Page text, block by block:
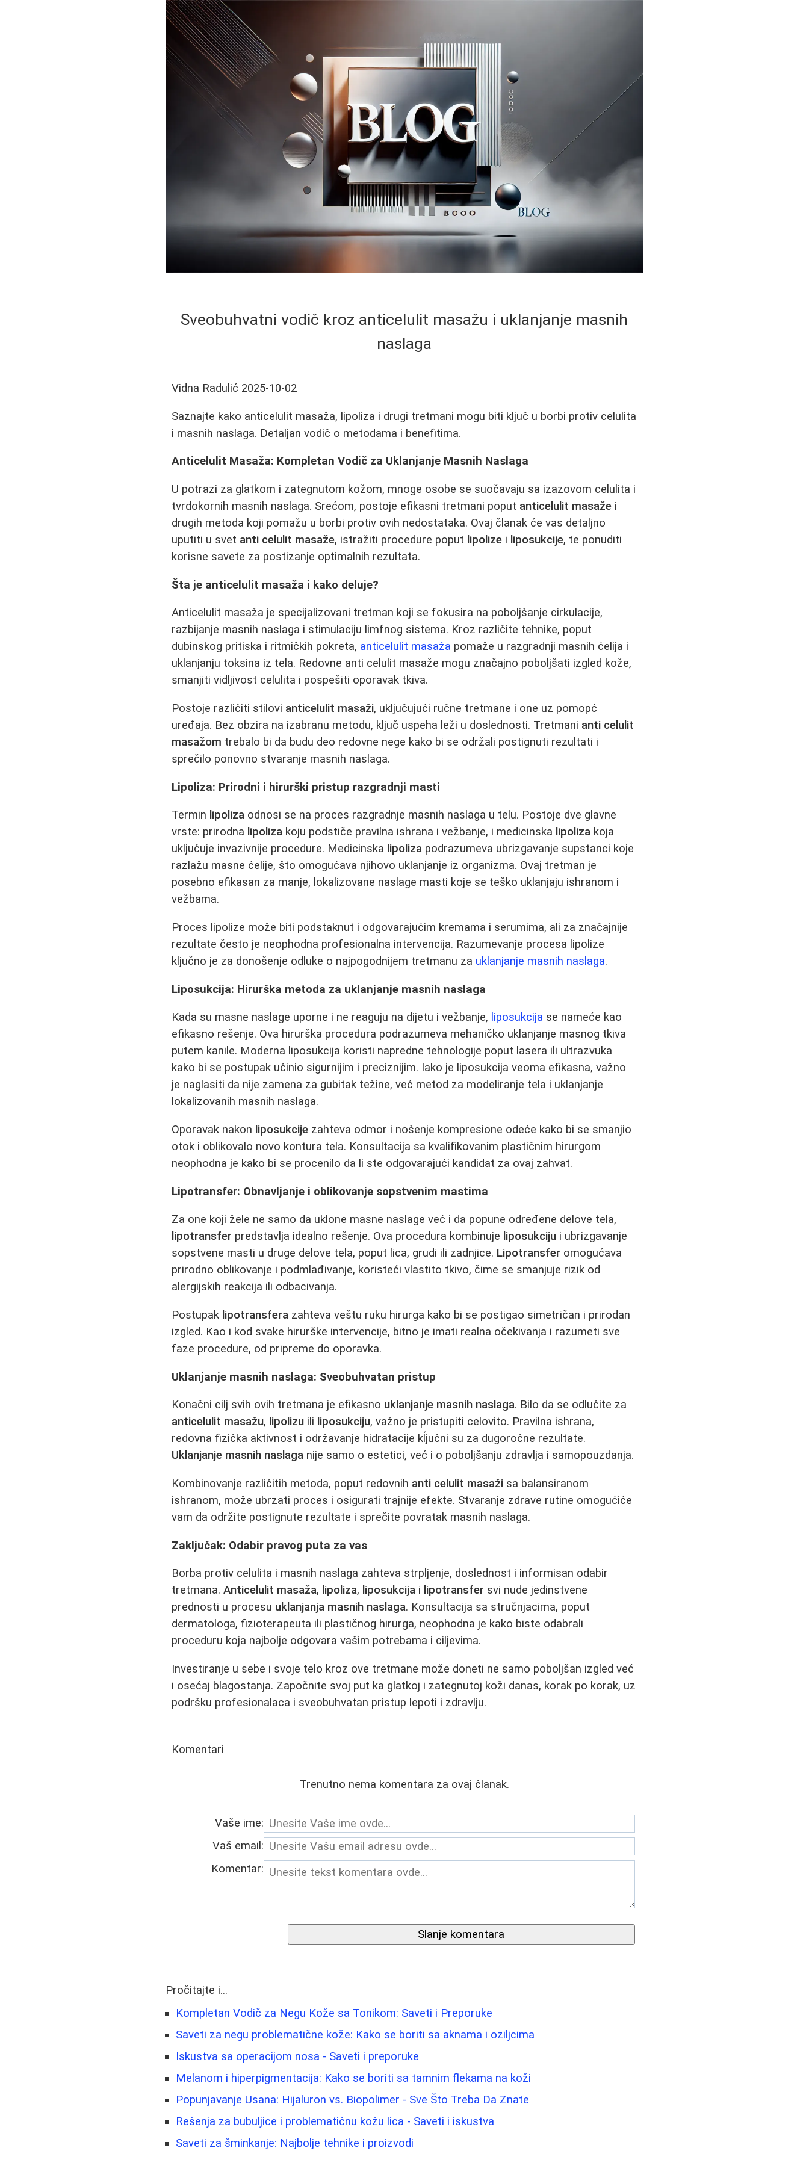
Sveobuhvatni vodič kroz anticelulit masažu i uklanjanje masnih
naslaga
Vidna Radulić 2025-10-02
Saznajte kako anticelulit masaža, lipoliza i drugi tretmani mogu biti ključ u borbi protiv celulita
i masnih naslaga. Detaljan vodič o metodama i benefitima.
Anticelulit Masaža: Kompletan Vodič za Uklanjanje Masnih Naslaga
U potrazi za glatkom i zategnutom kožom, mnoge osobe se suočavaju sa izazovom celulita i
tvrdokornih masnih naslaga. Srećom, postoje efikasni tretmani poput anticelulit masaže i
drugih metoda koji pomažu u borbi protiv ovih nedostataka. Ovaj članak će vas detaljno
uputiti u svet anti celulit masaže, istražiti procedure poput lipolize i liposukcije, te ponuditi
korisne savete za postizanje optimalnih rezultata.
Šta je anticelulit masaža i kako deluje?
Anticelulit masaža je specijalizovani tretman koji se fokusira na poboljšanje cirkulacije,
razbijanje masnih naslaga i stimulaciju limfnog sistema. Kroz različite tehnike, poput
dubinskog pritiska i ritmičkih pokreta, anticelulit masaža pomaže u razgradnji masnih ćelija i
uklanjanju toksina iz tela. Redovne anti celulit masaže mogu značajno poboljšati izgled kože,
smanjiti vidljivost celulita i pospešiti oporavak tkiva.
Postoje različiti stilovi anticelulit masaži, uključujući ručne tretmane i one uz pomopć
uređaja. Bez obzira na izabranu metodu, ključ uspeha leži u doslednosti. Tretmani anti celulit
masažom trebalo bi da budu deo redovne nege kako bi se održali postignuti rezultati i
sprečilo ponovno stvaranje masnih naslaga.
Lipoliza: Prirodni i hirurški pristup razgradnji masti
Termin lipoliza odnosi se na proces razgradnje masnih naslaga u telu. Postoje dve glavne
vrste: prirodna lipoliza koju podstiče pravilna ishrana i vežbanje, i medicinska lipoliza koja
uključuje invazivnije procedure. Medicinska lipoliza podrazumeva ubrizgavanje supstanci koje
razlažu masne ćelije, što omogućava njihovo uklanjanje iz organizma. Ovaj tretman je
posebno efikasan za manje, lokalizovane naslage masti koje se teško uklanjaju ishranom i
vežbama.
Proces lipolize može biti podstaknut i odgovarajućim kremama i serumima, ali za značajnije
rezultate često je neophodna profesionalna intervencija. Razumevanje procesa lipolize
ključno je za donošenje odluke o najpogodnijem tretmanu za uklanjanje masnih naslaga.
Liposukcija: Hirurška metoda za uklanjanje masnih naslaga
Kada su masne naslage uporne i ne reaguju na dijetu i vežbanje, liposukcija se nameće kao
efikasno rešenje. Ova hirurška procedura podrazumeva mehaničko uklanjanje masnog tkiva
putem kanile. Moderna liposukcija koristi napredne tehnologije poput lasera ili ultrazvuka
kako bi se postupak učinio sigurnijim i preciznijim. Iako je liposukcija veoma efikasna, važno
je naglasiti da nije zamena za gubitak težine, već metod za modeliranje tela i uklanjanje
lokalizovanih masnih naslaga.
Oporavak nakon liposukcije zahteva odmor i nošenje kompresione odeće kako bi se smanjio
otok i oblikovalo novo kontura tela. Konsultacija sa kvalifikovanim plastičnim hirurgom
neophodna je kako bi se procenilo da li ste odgovarajući kandidat za ovaj zahvat.
Lipotransfer: Obnavljanje i oblikovanje sopstvenim mastima
Za one koji žele ne samo da uklone masne naslage već i da popune određene delove tela,
lipotransfer predstavlja idealno rešenje. Ova procedura kombinuje liposukciju i ubrizgavanje
sopstvene masti u druge delove tela, poput lica, grudi ili zadnjice. Lipotransfer omogućava
prirodno oblikovanje i podmlađivanje, koristeći vlastito tkivo, čime se smanjuje rizik od
alergijskih reakcija ili odbacivanja.
Postupak lipotransfera zahteva veštu ruku hirurga kako bi se postigao simetričan i prirodan
izgled. Kao i kod svake hirurške intervencije, bitno je imati realna očekivanja i razumeti sve
faze procedure, od pripreme do oporavka.
Uklanjanje masnih naslaga: Sveobuhvatan pristup
Konačni cilj svih ovih tretmana je efikasno uklanjanje masnih naslaga. Bilo da se odlučite za
anticelulit masažu, lipolizu ili liposukciju, važno je pristupiti celovito. Pravilna ishrana,
redovna fizička aktivnost i održavanje hidratacije kĺjučni su za dugoročne rezultate.
Uklanjanje masnih naslaga nije samo o estetici, već i o poboljšanju zdravlja i samopouzdanja.
Kombinovanje različitih metoda, poput redovnih anti celulit masaži sa balansiranom
ishranom, može ubrzati proces i osigurati trajnije efekte. Stvaranje zdrave rutine omogućiće
vam da održite postignute rezultate i sprečite povratak masnih naslaga.
Zaključak: Odabir pravog puta za vas
Borba protiv celulita i masnih naslaga zahteva strpljenje, doslednost i informisan odabir
tretmana.Anticelulit masaža, lipoliza, liposukcija i lipotransfer svi nude jedinstvene
prednosti u procesu uklanjanja masnih naslaga. Konsultacija sa stručnjacima, poput
dermatologa, fizioterapeuta ili plastičnog hirurga, neophodna je kako biste odabrali
proceduru koja najbolje odgovara vašim potrebama i ciljevima.
Investiranje u sebe i svoje telo kroz ove tretmane može doneti ne samo poboljšan izgled već
i osećaj blagostanja. Započnite svoj put ka glatkoj i zategnutoj koži danas, korak po korak, uz
podršku profesionalaca i sveobuhvatan pristup lepoti i zdravlju.
Komentari
Trenutno nema komentara za ovaj članak.
Vaše ime:
Vaš email:
Komentar:
Slanje komentara
Pročitajte i...
Kompletan Vodič za Negu Kože sa Tonikom: Saveti i Preporuke
Saveti za negu problematične kože: Kako se boriti sa aknama i oziljcima
Iskustva sa operacijom nosa - Saveti i preporuke
Melanom i hiperpigmentacija: Kako se boriti sa tamnim flekama na koži
Popunjavanje Usana: Hijaluron vs. Biopolimer - Sve Što Treba Da Znate
Rešenja za bubuljice i problematičnu kožu lica - Saveti i iskustva
Saveti za šminkanje: Najbolje tehnike i proizvodi